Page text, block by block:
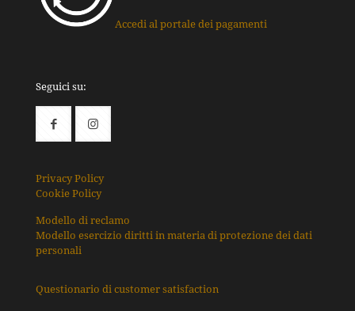
Accedi al portale dei pagamenti
Seguici su:
Privacy Policy
Cookie Policy
Modello di reclamo
Modello esercizio diritti in materia di protezione dei dati
personali
Questionario di customer satisfaction